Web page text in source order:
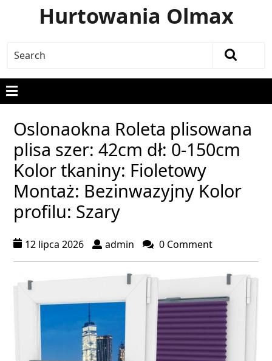
Hurtowania Olmax
Oslonaokna Roleta plisowana
plisa szer: 42cm dł: 0-150cm
Kolor tkaniny: Fioletowy
Montaż: Bezinwazyjny Kolor
profilu: Szary
12 lipca 2026 admin 0 Comment